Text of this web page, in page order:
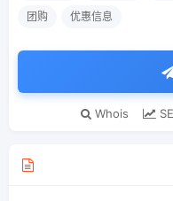
团购 优惠信息
Whois